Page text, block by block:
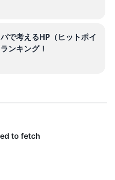
パで考えるHP（ヒットポイ
ンキング！